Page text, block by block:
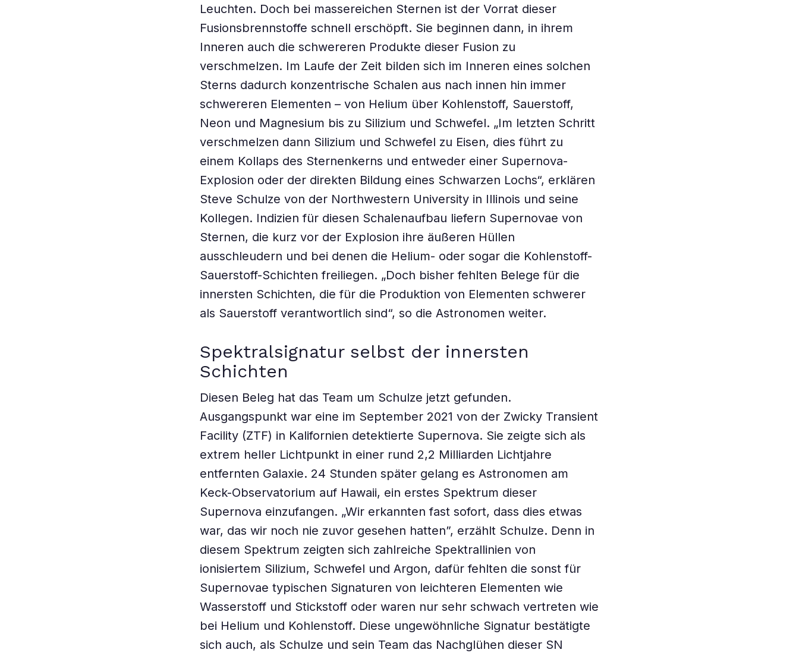
Leuchten. Doch bei massereichen Sternen ist der Vorrat dieser
Fusionsbrennstoffe schnell erschöpft. Sie beginnen dann, in ihrem
Inneren auch die schwereren Produkte dieser Fusion zu
verschmelzen. Im Laufe der Zeit bilden sich im Inneren eines solchen
Sterns dadurch konzentrische Schalen aus nach innen hin immer
schwereren Elementen – von Helium über Kohlenstoff, Sauerstoff,
Neon und Magnesium bis zu Silizium und Schwefel. „Im letzten Schritt
verschmelzen dann Silizium und Schwefel zu Eisen, dies führt zu
einem Kollaps des Sternenkerns und entweder einer Supernova-
Explosion oder der direkten Bildung eines Schwarzen Lochs“, erklären
Steve Schulze von der Northwestern University in Illinois und seine
Kollegen. Indizien für diesen Schalenaufbau liefern Supernovae von
Sternen, die kurz vor der Explosion ihre äußeren Hüllen
ausschleudern und bei denen die Helium- oder sogar die Kohlenstoff-
Sauerstoff-Schichten freiliegen. „Doch bisher fehlten Belege für die
innersten Schichten, die für die Produktion von Elementen schwerer
als Sauerstoff verantwortlich sind“, so die Astronomen weiter.
Spektralsignatur selbst der innersten
Schichten
Diesen Beleg hat das Team um Schulze jetzt gefunden.
Ausgangspunkt war eine im September 2021 von der Zwicky Transient
Facility (ZTF) in Kalifornien detektierte Supernova. Sie zeigte sich als
extrem heller Lichtpunkt in einer rund 2,2 Milliarden Lichtjahre
entfernten Galaxie. 24 Stunden später gelang es Astronomen am
Keck-Observatorium auf Hawaii, ein erstes Spektrum dieser
Supernova einzufangen. „Wir erkannten fast sofort, dass dies etwas
war, das wir noch nie zuvor gesehen hatten”, erzählt Schulze. Denn in
diesem Spektrum zeigten sich zahlreiche Spektrallinien von
ionisiertem Silizium, Schwefel und Argon, dafür fehlten die sonst für
Supernovae typischen Signaturen von leichteren Elementen wie
Wasserstoff und Stickstoff oder waren nur sehr schwach vertreten wie
bei Helium und Kohlenstoff. Diese ungewöhnliche Signatur bestätigte
sich auch, als Schulze und sein Team das Nachglühen dieser SN